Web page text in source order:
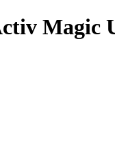
Magic